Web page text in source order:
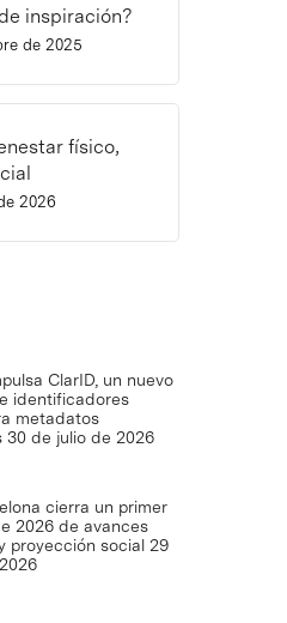
inspiración?
de 2025
físico,
2026
ClarID, un nuevo
identificadores
metadatos
30 de julio de 2026
cierra un primer
2026 de avances
proyección social 29